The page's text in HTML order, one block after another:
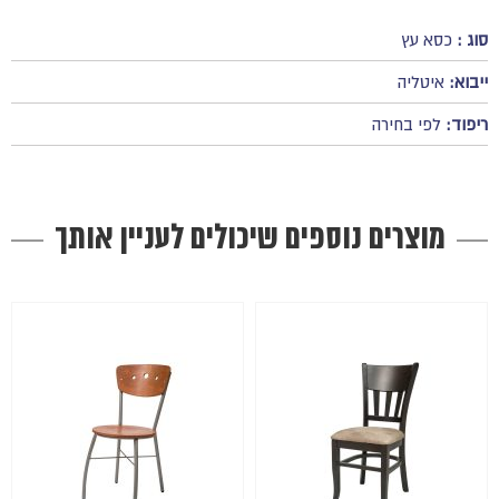
סוג : כסא עץ
ייבוא: איטליה
ריפוד: לפי בחירה
מוצרים נוספים שיכולים לעניין אותך